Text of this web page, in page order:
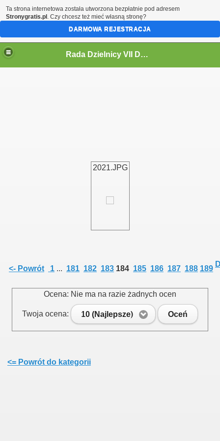
Rada Dzielnicy VII Dwór
2021.JPG
<- Powrót 1 ... 181 182 183 184 185 186 187 188 189
Ocena: Nie ma na razie żadnych ocen
Twoja ocena: 10 (Najlepsze) Oceń
<= Powrót do kategorii
Ta strona internetowa została utworzona bezpłatnie pod adresem
Stronygratis.pl . Czy chcesz też mieć własną stronę?
DARMOWA REJESTRACJA